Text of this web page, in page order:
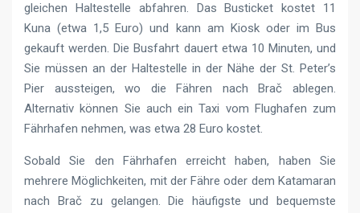
gleichen Haltestelle abfahren. Das Busticket kostet 11
Kuna (etwa 1,5 Euro) und kann am Kiosk oder im Bus
gekauft werden. Die Busfahrt dauert etwa 10 Minuten, und
Sie müssen an der Haltestelle in der Nähe der St. Peter’s
Pier aussteigen, wo die Fähren nach Brač ablegen.
Alternativ können Sie auch ein Taxi vom Flughafen zum
Fährhafen nehmen, was etwa 28 Euro kostet.
Sobald Sie den Fährhafen erreicht haben, haben Sie
mehrere Möglichkeiten, mit der Fähre oder dem Katamaran
nach Brač zu gelangen. Die häufigste und bequemste